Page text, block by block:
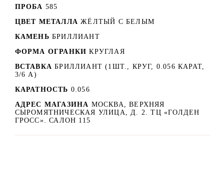
ПРОБА 585
ЦВЕТ МЕТАЛЛА ЖЁЛТЫЙ С БЕЛЫМ
КАМЕНЬ БРИЛЛИАНТ
ФОРМА ОГРАНКИ КРУГЛАЯ
ВСТАВКА БРИЛЛИАНТ (1ШТ., КРУГ, 0.056 КАРАТ,
3/6 А)
КАРАТНОСТЬ 0.056
АДРЕС МАГАЗИНА МОСКВА, ВЕРХНЯЯ
СЫРОМЯТНИЧЕСКАЯ УЛИЦА, Д. 2. ТЦ «ГОЛДЕН
ГРОСС». САЛОН 115